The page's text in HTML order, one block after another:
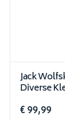
Jack
Diverse
€ 99,99